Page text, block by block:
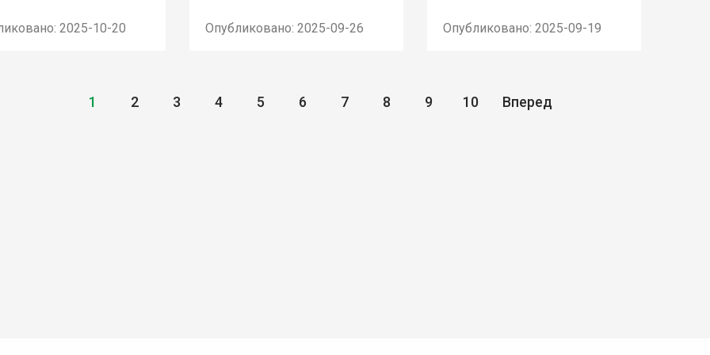
2025-10-20 Опубликовано: 2025-09-26 Опубликовано: 2025-09-19
1 2 3 4 5 6 7 8 9 10 Вперед